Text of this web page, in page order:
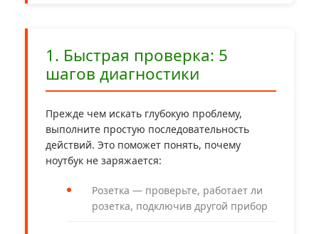
1. Быстрая проверка: 5
шагов диагностики
Прежде чем искать глубокую проблему,
выполните простую последовательность
действий. Это поможет понять, почему
ноутбук не заряжается:
Розетка — проверьте, работает ли
розетка, подключив другой прибор